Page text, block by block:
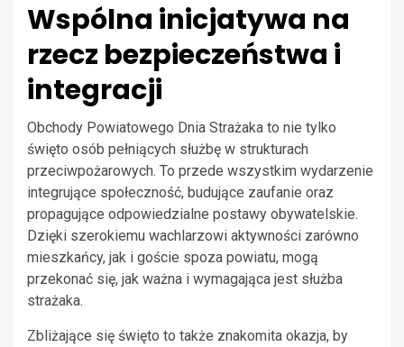
Wspólna inicjatywa na
rzecz bezpieczeństwa i
integracji
Obchody Powiatowego Dnia Strażaka to nie tylko
święto osób pełniących służbę w strukturach
przeciwpożarowych. To przede wszystkim wydarzenie
integrujące społeczność, budujące zaufanie oraz
propagujące odpowiedzialne postawy obywatelskie.
Dzięki szerokiemu wachlarzowi aktywności zarówno
mieszkańcy, jak i goście spoza powiatu, mogą
przekonać się, jak ważna i wymagająca jest służba
strażaka.
Zbliżające się święto to także znakomita okazja, by